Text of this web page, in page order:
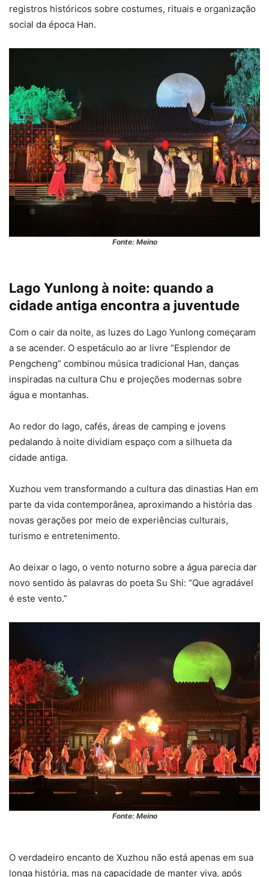
registros históricos sobre costumes, rituais e organização
social da época Han.
Fonte: Meino
Lago Yunlong à noite: quando a
cidade antiga encontra a juventude
Com o cair da noite, as luzes do Lago Yunlong começaram
a se acender. O espetáculo ao ar livre “Esplendor de
Pengcheng” combinou música tradicional Han, danças
inspiradas na cultura Chu e projeções modernas sobre
água e montanhas.
Ao redor do lago, cafés, áreas de camping e jovens
pedalando à noite dividiam espaço com a silhueta da
cidade antiga.
Xuzhou vem transformando a cultura das dinastias Han em
parte da vida contemporânea, aproximando a história das
novas gerações por meio de experiências culturais,
turismo e entretenimento.
Ao deixar o lago, o vento noturno sobre a água parecia dar
novo sentido às palavras do poeta Su Shi: “Que agradável
é este vento.”
Fonte: Meino
O verdadeiro encanto de Xuzhou não está apenas em sua
longa história, mas na capacidade de manter viva, após